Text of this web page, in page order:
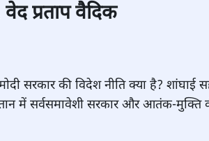
वेद प्रताप वैदिक
सरकार की विदेश नीति क्या है? शांघाई
में सर्वसमावेशी सरकार और आतंक-मुक्ति